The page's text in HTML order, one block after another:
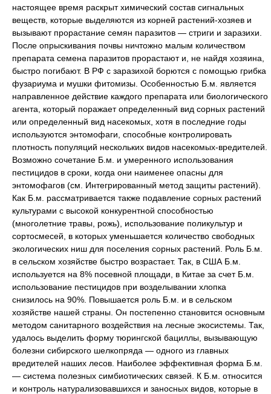
настоящее время раскрыт химический состав сигнальных
веществ, которые выделяются из корней растений-хозяев и
вызывают прорастание семян паразитов — стриги и заразихи.
После опрыскивания почвы ничтожно малым количеством
препарата семена паразитов прорастают и, не найдя хозяина,
быстро погибают. В РФ с заразихой борются с помощью грибка
фузариума и мушки фитомизы. Особенностью Б.м. является
направленное действие каждого препарата или биологического
агента, который поражает определенный вид сорных растений
или определенный вид насекомых, хотя в последние годы
используются энтомофаги, способные контролировать
плотность популяций нескольких видов насекомых-вредителей.
Возможно сочетание Б.м. и умеренного использования
пестицидов в сроки, когда они наименее опасны для
энтомофагов (см. Интегрированный метод защиты растений).
Как Б.м. рассматривается также подавление сорных растений
культурами с высокой конкурентной способностью
(многолетние травы, рожь), использование поликультур и
сортосмесей, в которых уменьшается количество свободных
экологических ниш для поселения сорных растений. Роль Б.м.
в сельском хозяйстве быстро возрастает. Так, в США Б.м.
используется на 8% посевной площади, в Китае за счет Б.м.
использование пестицидов при возделывании хлопка
снизилось на 90%. Повышается роль Б.м. и в сельском
хозяйстве нашей страны. Он постепенно становится основным
методом санитарного воздействия на лесные экосистемы. Так,
удалось выделить форму тюрингской бациллы, вызывающую
болезни сибирского шелкопряда — одного из главных
вредителей наших лесов. Наиболее эффективная форма Б.м.
— система полезных симбиотических связей. К Б.м. относится
и контроль натурализовавшихся и заносных видов, которые в